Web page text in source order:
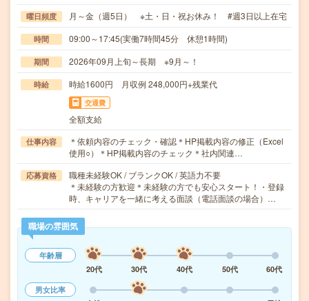
曜日頻度 月～金（週5日） ※土・日・祝お休み！ #週3日以上在宅
時間 09:00～17:45(実働7時間45分 休憩1時間)
期間 2026年09月上旬～長期 ※9月～！
時給 時給1600円 月収例 248,000円+残業代
交通費
全額支給
仕事内容
＊依頼内容のチェック・確認＊HP掲載内容の修正（Excel
使用○）＊HP掲載内容のチェック＊社内関連…
応募資格
職種未経験OK / ブランクOK / 英語力不要
＊未経験の方歓迎＊未経験の方でも安心スタート！・登録
時、キャリアを一緒に考える面談（電話面談の場合）…
職場の雰囲気
年齢層
20代
30代 40代 50代
60代
男女比率